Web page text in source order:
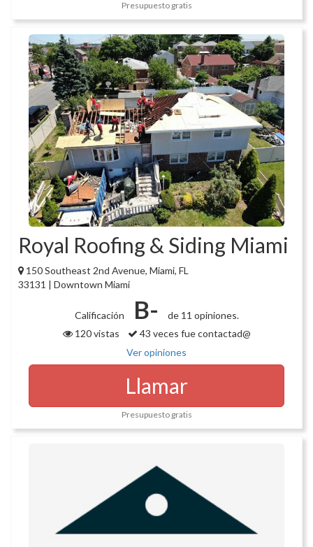
Presupuesto gratis
Royal Roofing & Siding Miami
150 Southeast 2nd Avenue, Miami, FL
33131 | Downtown Miami
Calificación B-
de 11 opiniones.
120 vistas
43 veces fue contactad@
Ver opiniones
Llamar
Presupuesto gratis